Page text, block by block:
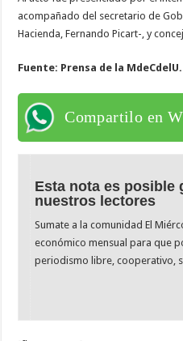
acompañado del secretario de
Hacienda, Fernando Picart-, y
Fuente: Prensa de la MdeCdelU.
Compartilo en
Esta nota es posible
nuestros lectores
Sumate a la comunidad El
económico mensual para que
periodismo libre, cooperativo,